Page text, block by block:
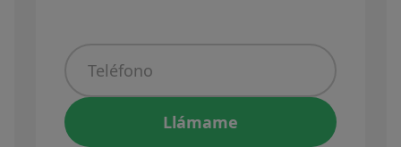
Llámame